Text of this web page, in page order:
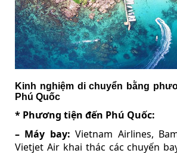
Kinh nghiệm di chuyển bằng
Phú Quốc
* Phương tiện đến Phú Quốc:
– Máy bay: Vietnam Airlines,
Vietjet Air khai thác các chuyến